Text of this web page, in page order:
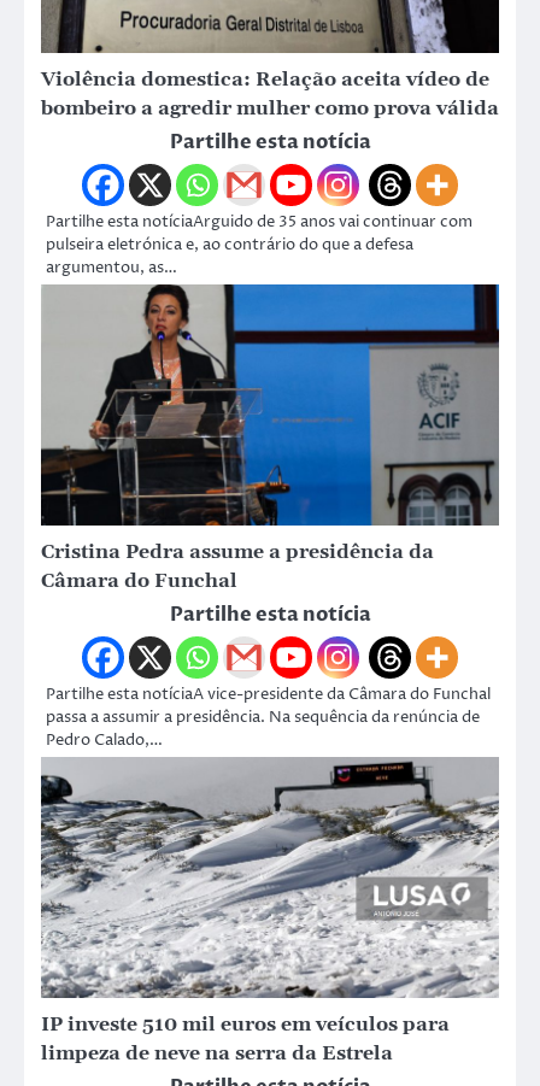
Violência domestica: Relação aceita vídeo de
bombeiro a agredir mulher como prova válida
Partilhe esta notícia
Partilhe esta notíciaArguido de 35 anos vai continuar com
pulseira eletrónica e, ao contrário do que a defesa
argumentou, as…
Cristina Pedra assume a presidência da
Câmara do Funchal
Partilhe esta notícia
Partilhe esta notíciaA vice-presidente da Câmara do Funchal
passa a assumir a presidência. Na sequência da renúncia de
Pedro Calado,…
IP investe 510 mil euros em veículos para
limpeza de neve na serra da Estrela